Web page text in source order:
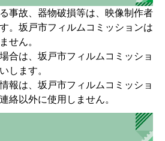
事故、器物破損等は、映像制作者
。坂戸市フィルムコミッションは
せん。
合は、坂戸市フィルムコミッショ
します。
報は、坂戸市フィルムコミッショ
絡以外に使用しません。